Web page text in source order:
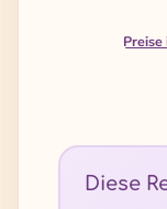
Diese